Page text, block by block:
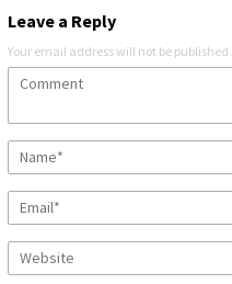
Leave a Reply
Your email address will not be published.